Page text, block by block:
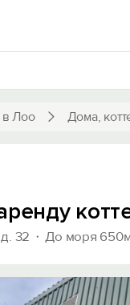
Лоо Дома,
32 До моря